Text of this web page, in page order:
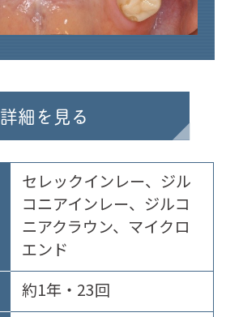
詳細を見る
セレックインレー、ジル
コニアインレー、ジルコ
ニアクラウン、マイクロ
エンド
約1年・23回